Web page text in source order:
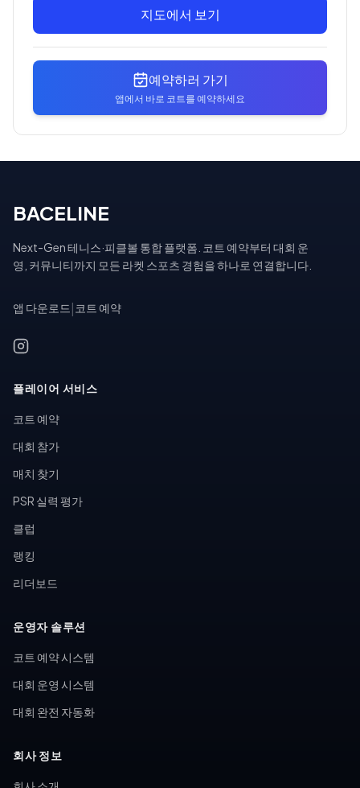
지도에서 보기
예약하러 가기
앱에서 바로 코트를 예약하세요
BACELINE
Next-Gen 테니스·피클볼 통합 플랫폼. 코트 예약부터 대회 운
영, 커뮤니티까지 모든 라켓 스포츠 경험을 하나로 연결합니다.
앱 다운로드 코트 예약
플레이어 서비스
코트 예약
대회 참가
매치 찾기
PSR 실력 평가
클럽
랭킹
리더보드
운영자 솔루션
코트 예약 시스템
대회 운영 시스템
대회 완전 자동화
회사 정보